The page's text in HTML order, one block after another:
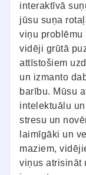
interaktīvā
jūsu suņa
viņu problēmu
vidēji grūtā
attīstošiem
un izmanto
barību. Mūsu
intelektuālu
stresu un
laimīgāki un
maziem,
viņus atrisināt